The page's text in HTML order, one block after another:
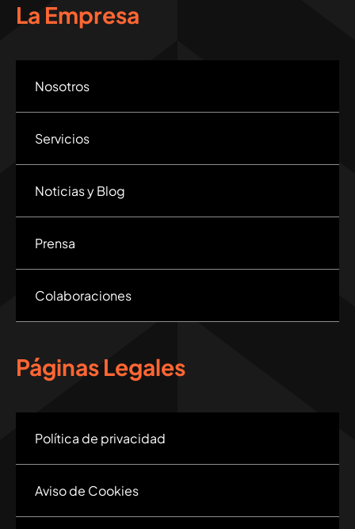
La Empresa
Nosotros
Servicios
Noticias y Blog
Prensa
Colaboraciones
Páginas Legales
Política de privacidad
Aviso de Cookies